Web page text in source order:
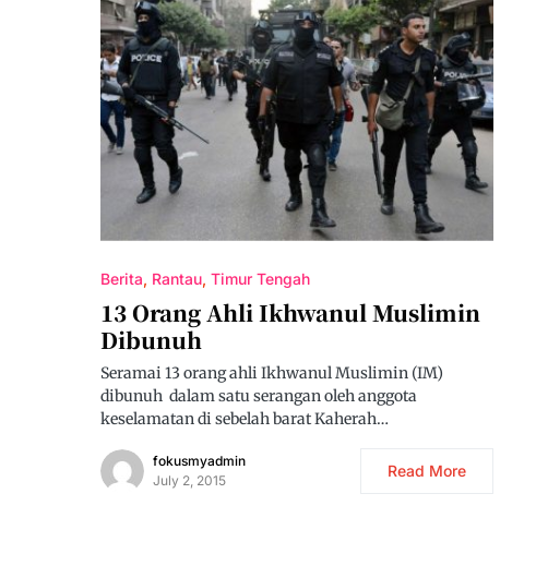
Berita Rantau Timur Tengah
13 Orang Ahli Ikhwanul Muslimin
Dibunuh
Seramai 13 orang ahli Ikhwanul Muslimin (IM)
dibunuh dalam satu serangan oleh anggota
keselamatan di sebelah barat Kaherah…
fokusmyadmin
July 2, 2015
Read More